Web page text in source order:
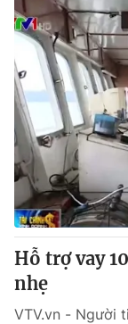
Hỗ trợ vay
nhẹ
VTV.vn - Người